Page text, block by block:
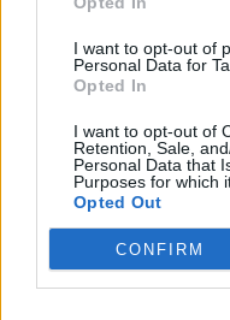
I want to opt-out of
Personal Data for
Opted In
I want to opt-out of
Retention, Sale,
Personal Data that
Purposes for which
Opted Out
CONFIRM
εξαφάνιση.
Αν είχε συμβεί
μέσω των βάσεων
είχαμε ήδη κάποια
όμως, δεν υπάρχει
συνέβη».